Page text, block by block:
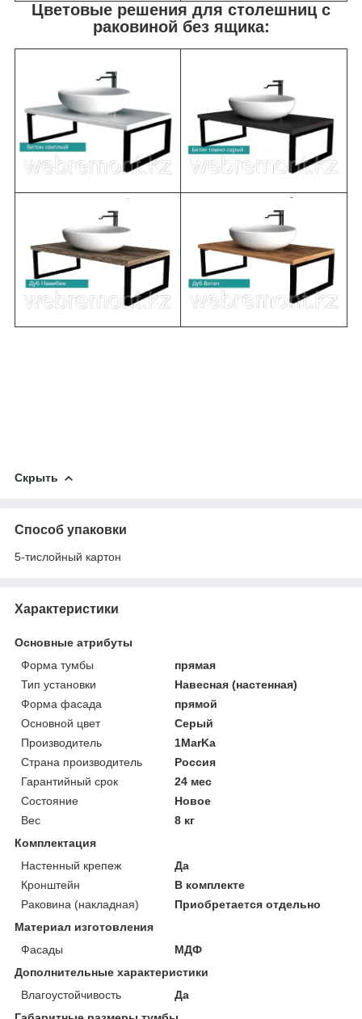
Цветовые решения для столешниц с
раковиной без ящика:
Скрыть
Способ упаковки
5-тислойный картон
Характеристики
Основные атрибуты
Форма тумбы
прямая
Тип установки
Навесная (настенная)
Форма фасада
прямой
Основной цвет
Серый
Производитель
1MarKa
Страна производитель
Россия
Гарантийный срок
24 мес
Состояние
Новое
Вес
8 кг
Комплектация
Настенный крепеж
Да
Кронштейн
В комплекте
Раковина (накладная)
Приобретается отдельно
Материал изготовления
Фасады
МДФ
Дополнительные характеристики
Влагоустойчивость
Да